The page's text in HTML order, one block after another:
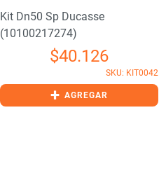
Kit Dn50 Sp Ducasse
(10100217274)
$40.126
SKU: KIT0042
+ AGREGAR